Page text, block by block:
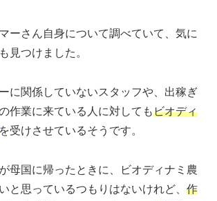
ーさん自身について調べていて、気に
見つけました。
に関係していないスタッフや、出稼ぎ
作業に来ている人に対してもビオディ
を受けさせているそうです。
母国に帰ったときに、ビオディナミ農
と思っているつもりはないけれど、 作